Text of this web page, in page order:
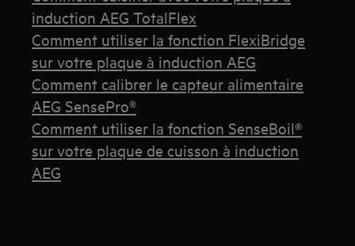
induction AEG TotalFlex
Comment utiliser la fonction FlexiBridge
sur votre plaque à induction AEG
Comment calibrer le capteur alimentaire
AEG SensePro®
Comment utiliser la fonction SenseBoil®
sur votre plaque de cuisson à induction
AEG